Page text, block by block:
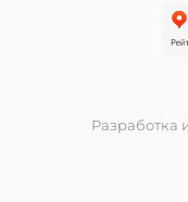
Разработка